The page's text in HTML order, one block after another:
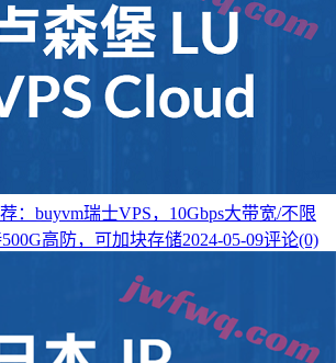
：buyvm瑞士VPS，10Gbps大带宽/不限
高防，可加块存储2024-05-09评论(0)